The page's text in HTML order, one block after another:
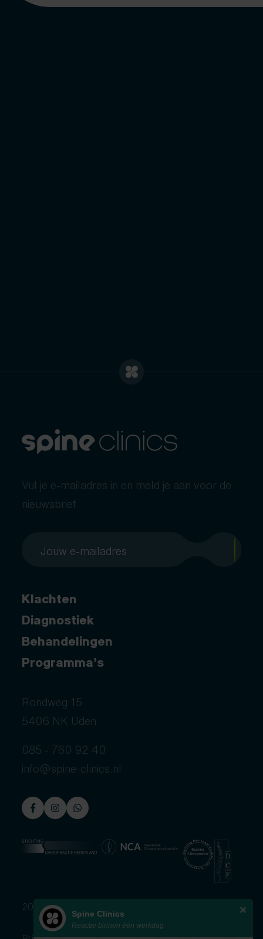
Vul je e-mailadres in en meld je aan voor de
nieuwsbrief
Klachten
Diagnostiek
Behandelingen
Programma’s
Rondweg 15
5406 NK Uden
085 - 760 92 40
info@spine-clinics.nl
2026 © Spine Clinics
Spine Clinics
Reactie binnen één werkdag